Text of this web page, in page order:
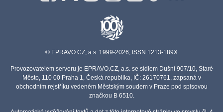
© EPRAVO.CZ, a.s. 1999-2026, ISSN 1213-189X
Provozovatelem serveru je EPRAVO.CZ, a.s. se sídlem Dušní 907/10, Staré
Město, 110 00 Praha 1, Česká republika, IČ: 26170761, zapsaná v
obchodním rejstříku vedeném Městským soudem v Praze pod spisovou
značkou B 6510.